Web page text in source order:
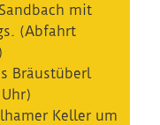
mit
(Abfahrt
Bräustüberl
Keller um